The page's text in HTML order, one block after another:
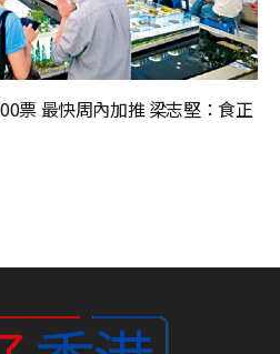
票 最快周內加推 梁志堅：食正